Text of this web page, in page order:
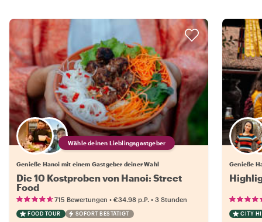
Wähle deinen Lieblingsgastgeber
Genieße Hanoi mit einem Gastgeber deiner Wahl
Die 10 Kostproben von Hanoi: Street
Food
715 Bewertungen • €34.98 p.P. • 3 Stunden
FOOD TOUR SOFORT BESTÄTIGT
Genieße
CITY